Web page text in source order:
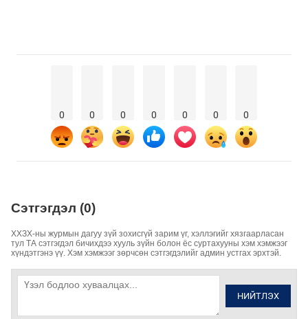
0 0 0 0 0 0 0
Сэтгэгдэл (0)
ХХЗХ-ны журмын дагуу зүй зохисгүй зарим үг, хэллэгийг хязгаарласан
тул ТА сэтгэгдэл бичихдээ хууль зүйн болон ёс суртахууны хэм хэмжээг
хүндэтгэнэ үү. Хэм хэмжээг зөрчсөн сэтгэгдэлийг админ устгах эрхтэй.
НИЙТЛЭХ